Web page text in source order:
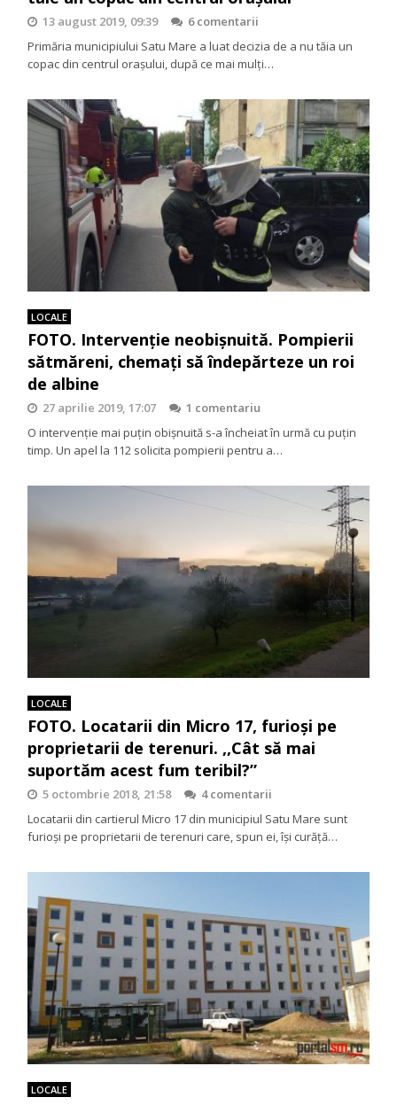
13 august 2019, 09:39
6 comentarii
Primăria municipiului Satu Mare a luat decizia de a nu tăia un
copac din centrul orașului, după ce mai mulți…
LOCALE
FOTO. Intervenție neobișnuită. Pompierii
sătmăreni, chemați să îndepărteze un roi
de albine
27 aprilie 2019, 17:07
1 comentariu
O intervenție mai puțin obișnuită s-a încheiat în urmă cu puțin
timp. Un apel la 112 solicita pompierii pentru a…
LOCALE
FOTO. Locatarii din Micro 17, furioși pe
proprietarii de terenuri. ,,Cât să mai
suportăm acest fum teribil?”
5 octombrie 2018, 21:58
4 comentarii
Locatarii din cartierul Micro 17 din municipiul Satu Mare sunt
furioși pe proprietarii de terenuri care, spun ei, își curăță…
LOCALE